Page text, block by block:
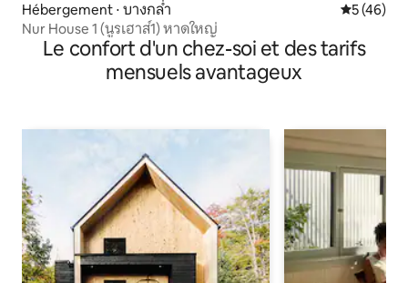
Hébergement ⋅ บางกล่ำ
5 (46)
Nur House 1 (นูรเฮาส์1) หาดใหญ่
Le confort d'un chez-soi et des tarifs
mensuels avantageux